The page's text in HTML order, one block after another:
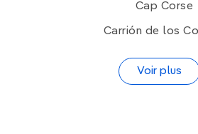
Cap Corse
Carrión de los
Voir plus